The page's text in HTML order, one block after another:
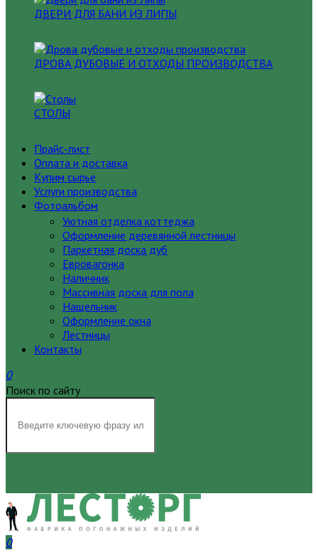
ДВЕРИ ДЛЯ БАНИ ИЗ ЛИПЫ
ДРОВА ДУБОВЫЕ И ОТХОДЫ ПРОИЗВОДСТВА
СТОЛЫ
Прайс-лист
Оплата и доставка
Купим сырье
Услуги производства
Фотоальбом
Уютная отделка коттеджа
Оформление деревянной лестницы
Паркетная доска дуб
Евровагонка
Наличник
Массивная доска для пола
Нащельник
Оформление окна
Лестницы
Контакты
0
Поиск по сайту
0